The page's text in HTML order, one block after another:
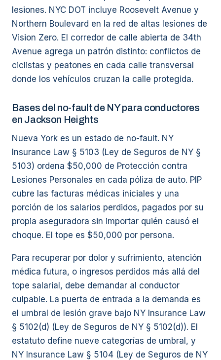
lesiones. NYC DOT incluye Roosevelt Avenue y
Northern Boulevard en la red de altas lesiones de
Vision Zero. El corredor de calle abierta de 34th
Avenue agrega un patrón distinto: conflictos de
ciclistas y peatones en cada calle transversal
donde los vehículos cruzan la calle protegida.
Bases del no-fault de NY para conductores
en Jackson Heights
Nueva York es un estado de no-fault. NY
Insurance Law § 5103 (Ley de Seguros de NY §
5103) ordena $50,000 de Protección contra
Lesiones Personales en cada póliza de auto. PIP
cubre las facturas médicas iniciales y una
porción de los salarios perdidos, pagados por su
propia aseguradora sin importar quién causó el
choque. El tope es $50,000 por persona.
Para recuperar por dolor y sufrimiento, atención
médica futura, o ingresos perdidos más allá del
tope salarial, debe demandar al conductor
culpable. La puerta de entrada a la demanda es
el umbral de lesión grave bajo NY Insurance Law
§ 5102(d) (Ley de Seguros de NY § 5102(d)). El
estatuto define nueve categorías de umbral, y
NY Insurance Law § 5104 (Ley de Seguros de NY